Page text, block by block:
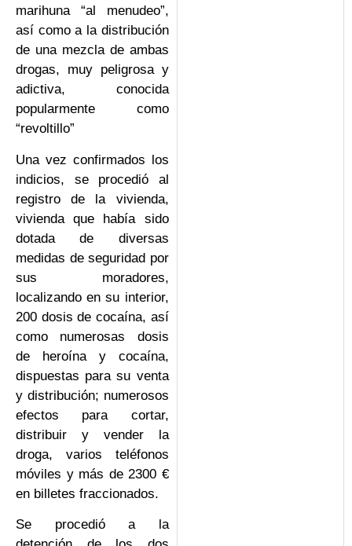
marihuna “al menudeo”,
así como a la distribución
de una mezcla de ambas
drogas, muy peligrosa y
adictiva, conocida
popularmente como
“revoltillo”
Una vez confirmados los
indicios, se procedió al
registro de la vivienda,
vivienda que había sido
dotada de diversas
medidas de seguridad por
sus moradores,
localizando en su interior,
200 dosis de cocaína, así
como numerosas dosis
de heroína y cocaína,
dispuestas para su venta
y distribución; numerosos
efectos para cortar,
distribuir y vender la
droga, varios teléfonos
móviles y más de 2300 €
en billetes fraccionados.
Se procedió a la